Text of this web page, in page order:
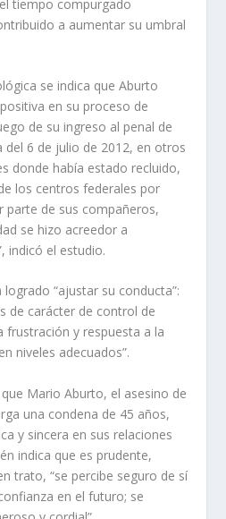
tiempo compurgado
a aumentar su umbral
se indica que Aburto
en su proceso de
de su ingreso al penal de
del 6 de julio de 2012, en otros
donde había estado recluido,
los centros federales por
de sus compañeros,
se hizo acreedor a
indicó el estudio.
“ajustar su conducta”:
de carácter de control de
frustración y respuesta a la
niveles adecuados”.
Mario Aburto, el asesino de
una condena de 45 años,
y sincera en sus relaciones
indica que es prudente,
trato, “se percibe seguro de sí
en el futuro; se